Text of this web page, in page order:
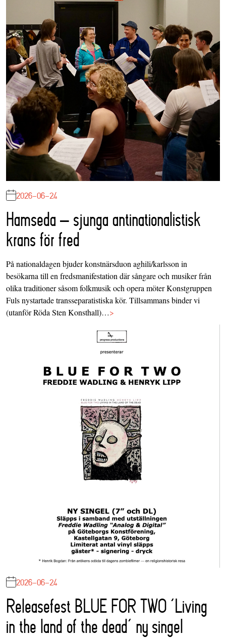
2026-06-24
Hamseda – sjunga antinationalistisk
krans för fred
På nationaldagen bjuder konstnärsduon aghili/karlsson in
besökarna till en fredsmanifestation där sångare och musiker från
olika traditioner såsom folkmusik och opera möter Konstgruppen
Fuls nystartade transseparatistiska kör. Tillsammans binder vi
(utanför Röda Sten Konsthall)…>
2026-06-24
Releasefest BLUE FOR TWO ‘Living
in the land of the dead’ ny singel